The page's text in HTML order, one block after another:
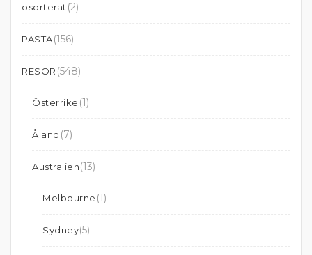
osorterat (2)
PASTA(156)
RESOR (548)
Österrike (1)
Åland (7)
Australien(13)
Melbourne (1)
Sydney(5)